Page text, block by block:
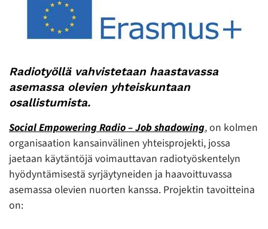
Radiotyöllä vahvistetaan haastavassa
asemassa olevien yhteiskuntaan
osallistumista.
Social Empowering Radio – Job shadowing, on kolmen
organisaation kansainvälinen yhteisprojekti, jossa
jaetaan käytäntöjä voimauttavan radiotyöskentelyn
hyödyntämisestä syrjäytyneiden ja haavoittuvassa
asemassa olevien nuorten kanssa. Projektin tavoitteina
on: